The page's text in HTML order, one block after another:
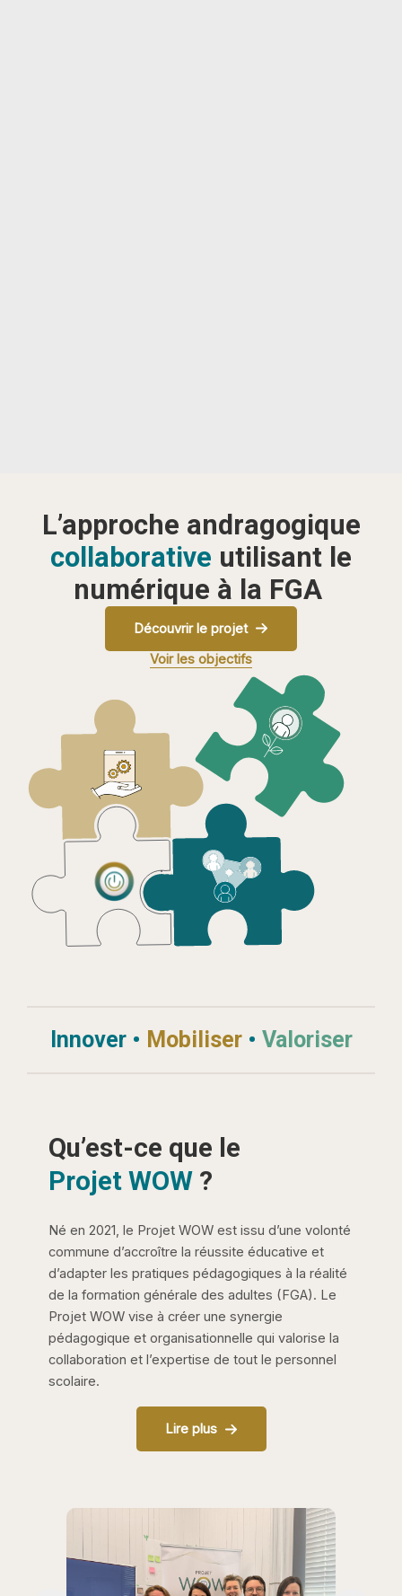
L’approche andragogique
collaborative utilisant le
numérique à la FGA
Découvrir le projet
Voir les objectifs
Innover • Mobiliser • Valoriser
Qu’est-ce que le
Projet WOW ?
Né en 2021, le Projet WOW est issu d’une volonté
commune d’accroître la réussite éducative et
d’adapter les pratiques pédagogiques à la réalité
de la formation générale des adultes (FGA). Le
Projet WOW vise à créer une synergie
pédagogique et organisationnelle qui valorise la
collaboration et l’expertise de tout le personnel
scolaire.
Lire plus